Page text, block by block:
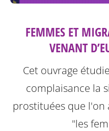
FEMMES ET
VENANT
Cet ouvrage
complaisance la
prostituées que
"les